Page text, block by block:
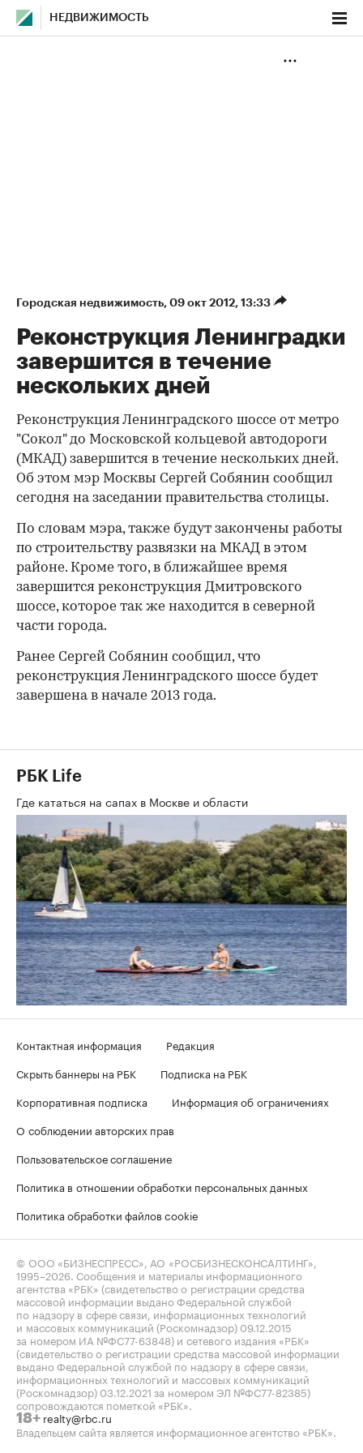
НЕДВИЖИМОСТЬ
Городская недвижимость⁠, 09 окт 2012, 13:33
Реконструкция Ленинградки
завершится в течение
нескольких дней
Реконструкция Ленинградского шоссе от метро
"Сокол" до Московской кольцевой автодороги
(МКАД) завершится в течение нескольких дней.
Об этом мэр Москвы Сергей Собянин сообщил
сегодня на заседании правительства столицы.
По словам мэра, также будут закончены работы
по строительству развязки на МКАД в этом
районе. Кроме того, в ближайшее время
завершится реконструкция Дмитровского
шоссе, которое так же находится в северной
части города.
Ранее Сергей Собянин сообщил, что
реконструкция Ленинградского шоссе будет
завершена в начале 2013 года.
РБК Life
Где кататься на сапах в Москве и области
Контактная информация
Редакция
Скрыть баннеры на РБК
Подписка на РБК
Корпоративная подписка
Информация об ограничениях
О соблюдении авторских прав
Пользовательское соглашение
Политика в отношении обработки персональных данных
Политика обработки файлов cookie
© ООО «БИЗНЕСПРЕСС», АО «РОСБИЗНЕСКОНСАЛТИНГ»,
1995–2026. Сообщения и материалы информационного
агентства «РБК» (свидетельство о регистрации средства
массовой информации выдано Федеральной службой
по надзору в сфере связи, информационных технологий
и массовых коммуникаций (Роскомнадзор) 09.12.2015
за номером ИА №ФС77-63848) и сетевого издания «РБК»
(свидетельство о регистрации средства массовой информации
выдано Федеральной службой по надзору в сфере связи,
информационных технологий и массовых коммуникаций
(Роскомнадзор) 03.12.2021 за номером ЭЛ №ФС77-82385)
сопровождаются пометкой «РБК».
18+ realty@rbc.ru
Владельцем сайта является информационное агентство «РБК».